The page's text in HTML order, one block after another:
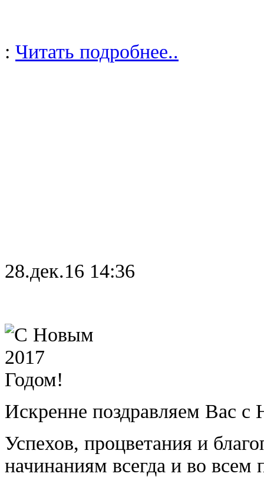
: Читать подробнее..
28.дек.16 14:36
Искренне поздравляем Вас
Успехов, процветания и
начинаниям всегда и во всем